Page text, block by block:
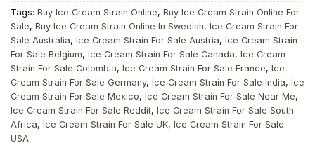
Tags: Buy Ice Cream Strain Online, Buy Ice Cream Strain Online For
Sale, Buy Ice Cream Strain Online In Swedish, Ice Cream Strain For
Sale Australia, Ice Cream Strain For Sale Austria, Ice Cream Strain
For Sale Belgium, Ice Cream Strain For Sale Canada, Ice Cream
Strain For Sale Colombia, Ice Cream Strain For Sale France, Ice
Cream Strain For Sale Germany, Ice Cream Strain For Sale India, Ice
Cream Strain For Sale Mexico, Ice Cream Strain For Sale Near Me,
Ice Cream Strain For Sale Reddit, Ice Cream Strain For Sale South
Africa, Ice Cream Strain For Sale UK, Ice Cream Strain For Sale
USA